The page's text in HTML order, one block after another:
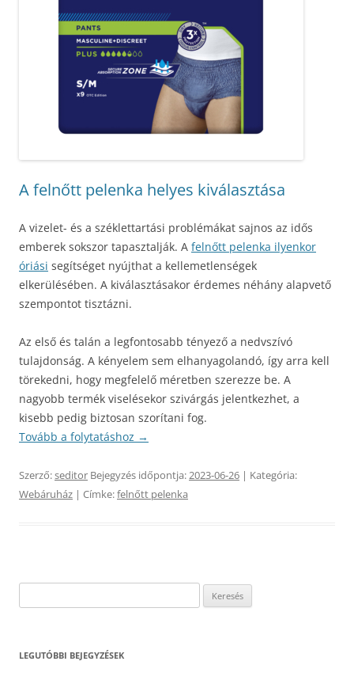
A felnőtt pelenka helyes kiválasztása
A vizelet- és a széklettartási problémákat sajnos az idős
emberek sokszor tapasztalják. A felnőtt pelenka ilyenkor
óriási segítséget nyújthat a kellemetlenségek
elkerülésében. A kiválasztásakor érdemes néhány alapvető
szempontot tisztázni.
Az első és talán a legfontosabb tényező a nedvszívó
tulajdonság. A kényelem sem elhanyagolandó, így arra kell
törekedni, hogy megfelelő méretben szerezze be. A
nagyobb termék viselésekor szivárgás jelentkezhet, a
kisebb pedig biztosan szorítani fog.
Tovább a folytatáshoz →
Szerző:seditor Bejegyzés időpontja:2023-06-26 | Kategória:
Webáruház | Címke:felnőtt pelenka
LEGUTÓBBI BEJEGYZÉSEK